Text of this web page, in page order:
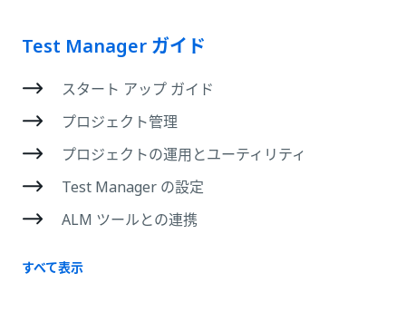
Test Manager ガイド
スタート アップ ガイド
プロジェクト管理
プロジェクトの運用とユーティリティ
Test Manager の設定
ALM ツールとの連携
すべて表示